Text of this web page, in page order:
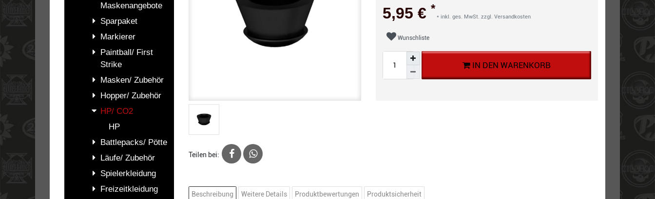
Maskenangebote
Sparpaket
Markierer
Paintball/ First
Strike
Masken/ Zubehör
Hopper/ Zubehör
HP/ CO2
HP
Battlepacks/ Pötte
Läufe/ Zubehör
Spielerkleidung
Freizeitkleidung
Teilen bei:
5,95 € *
* inkl. ges. MwSt. zzgl. Versandkosten
Wunschliste
IN DEN WARENKORB
Beschreibung Weitere Details Produktbewertungen Produktsicherheit